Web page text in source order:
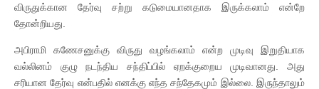
விருதுக்கான தேர்வு சற்று கடுமையானதாக இருக்கலாம் என்றே
தோன்றியது.
அபிராமி கணேசனுக்கு விருது வழங்கலாம் என்ற முடிவு இறுதியாக
வல்லினம் குழு நடந்திய சந்திப்பில் ஏறக்குறைய முடிவானது. அது
சரியான தேர்வு என்பதில் எனக்கு எந்த சந்தேகமும் இல்லை. இருந்தாலும்